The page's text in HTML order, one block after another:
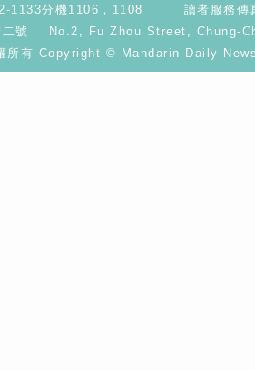
1133分機1106，1108
讀者服務
二號 No.2, Fu Zhou Street, Chung-
所有 Copyright © Mandarin Daily